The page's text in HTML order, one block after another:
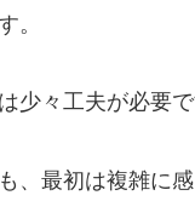
。
少々工夫が必要
、最初は複雑に